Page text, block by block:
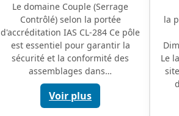
Le domaine Couple (Serrage
Contrôlé) selon la portée
d'accréditation IAS CL-284 Ce pôle
est essentiel pour garantir la
sécurité et la conformité des
assemblages dans…
Voir plus
la
Le